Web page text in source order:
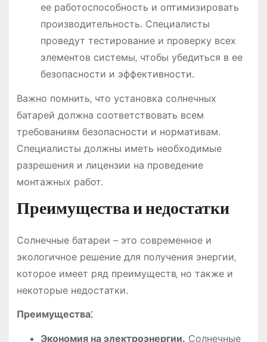
ее работоспособность и оптимизировать
производительность. Специалисты
проведут тестирование и проверку всех
элементов системы‚ чтобы убедиться в ее
безопасности и эффективности.
Важно помнить‚ что установка солнечных
батарей должна соответствовать всем
требованиям безопасности и нормативам.
Специалисты должны иметь необходимые
разрешения и лицензии на проведение
монтажных работ.
Преимущества и недостатки
Солнечные батареи – это современное и
экологичное решение для получения энергии‚
которое имеет ряд преимуществ‚ но также и
некоторые недостатки.
Преимущества⁚
Экономия на электроэнергии. Солнечные